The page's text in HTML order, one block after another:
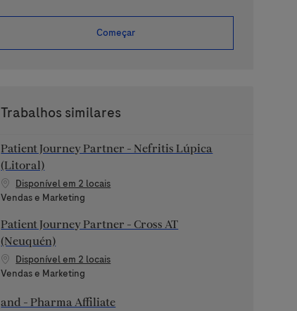
Começar
Trabalhos similares
Patient Journey Partner - Nefritis Lúpica
(Litoral)
Disponível em 2 locais
Categoria
Vendas e Marketing
Patient Journey Partner - Cross AT
(Neuquén)
Disponível em 2 locais
Categoria
Vendas e Marketing
and - Pharma Affiliate